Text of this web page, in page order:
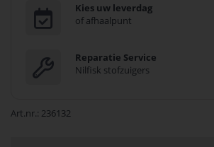
Kies uw leverdag
of afhaalpunt
Reparatie Service
Nilfisk stofzuigers
Art.nr. 236132